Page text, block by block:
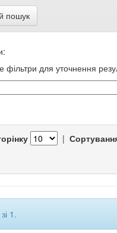
пошук
фільтри для уточнення
|
1.